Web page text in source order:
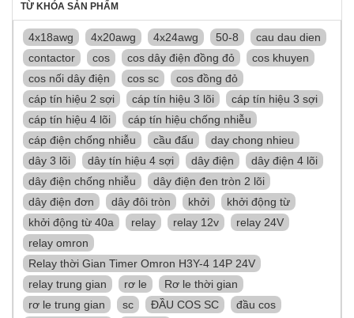
TỪ KHÓA SẢN PHẨM
4x18awg 4x20awg 4x24awg 50-8
cau dau dien
contactor
cos cos dây điện đồng đỏ
cos khuyen
cos nối dây điện
cos sc
cos đồng đỏ
cáp tín hiệu 2 sợi
cáp tín hiệu 3 lõi
cáp tín hiệu 3 sợi
cáp tín hiệu 4 lõi
cáp tín hiệu chống nhiễu
cáp điện chống nhiễu
cầu đấu
day chong nhieu
dây 3 lõi
dây tín hiệu 4 sợi dây điện
dây điện 4 lõi
dây điện chống nhiễu
dây điện đen tròn 2 lõi
dây điện đơn
dây đôi tròn khởi
khởi động từ
khởi động từ 40a
relay relay 12v
relay 24V
relay omron
Relay thời Gian Timer Omron H3Y-4 14P 24V
relay trung gian
rơ le
Rơ le thời gian
rơ le trung gian
sc ĐẦU COS SC
đầu cos